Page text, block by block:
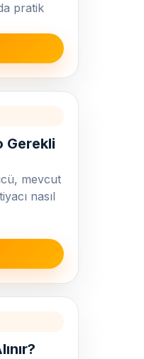
pratik
Gerekli
mevcut
nasıl